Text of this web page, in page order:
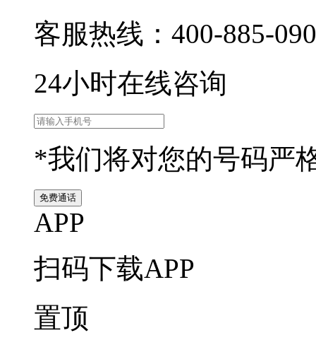
客服热线： 400-885-
24小时在线咨询
*我们将对您的号码严
APP
扫码下载APP
置顶